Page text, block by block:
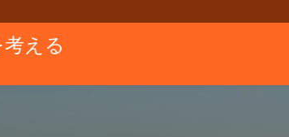
える